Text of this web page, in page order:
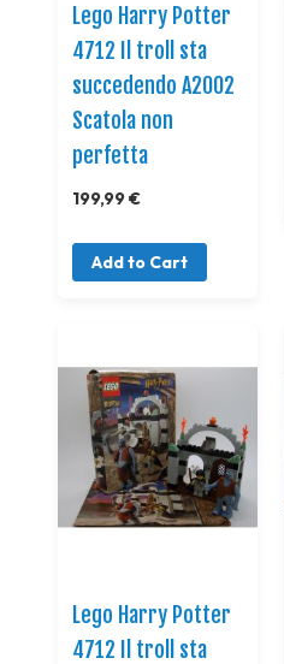
Lego Harry Potter
4712 Il troll sta
succedendo A2002
Scatola non
perfetta
199,99 €
Add to Cart
Lego Harry Potter
4712 Il troll sta